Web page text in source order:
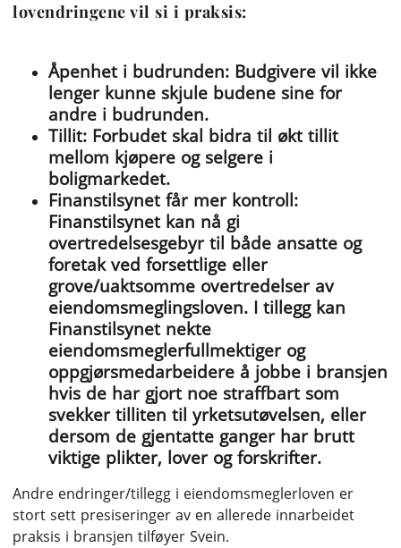
lovendringene vil si i praksis:
Åpenhet i budrunden: Budgivere vil ikke
lenger kunne skjule budene sine for
andre i budrunden.
Tillit: Forbudet skal bidra til økt tillit
mellom kjøpere og selgere i
boligmarkedet.
Finanstilsynet får mer kontroll:
Finanstilsynet kan nå gi
overtredelsesgebyr til både ansatte og
foretak ved forsettlige eller
grove/uaktsomme overtredelser av
eiendomsmeglingsloven. I tillegg kan
Finanstilsynet nekte
eiendomsmeglerfullmektiger og
oppgjørsmedarbeidere å jobbe i bransjen
hvis de har gjort noe straffbart som
svekker tilliten til yrketsutøvelsen, eller
dersom de gjentatte ganger har brutt
viktige plikter, lover og forskrifter.
Andre endringer/tillegg i eiendomsmeglerloven er
stort sett presiseringer av en allerede innarbeidet
praksis i bransjen tilføyer Svein.